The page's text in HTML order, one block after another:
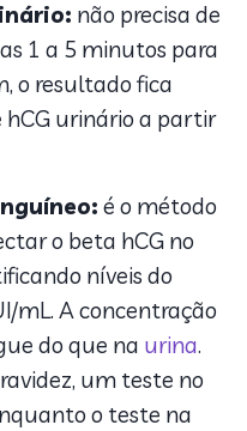
não precisa de
1 a 5 minutos para
o resultado fica
hCG urinário a partir
é o método
o beta hCG no
níveis do
mL. A concentração
do que na urina.
um teste no
o teste na